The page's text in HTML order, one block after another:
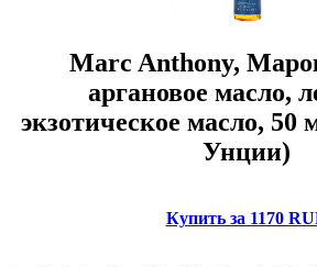
Marc Anthony,
аргановое масло,
экзотическое масло, 50
Унции)
Купить за 1170